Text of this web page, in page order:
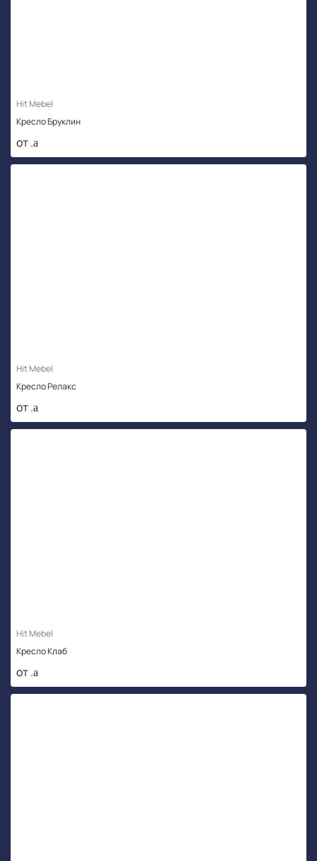
Hit Mebel
Кресло Бруклин
от .
Hit Mebel
Кресло Релакс
от .
Hit Mebel
Кресло Клаб
от .